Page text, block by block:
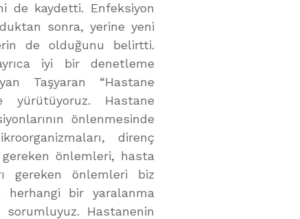
de kaydetti. Enfeksiyon
sonra, yerine yeni
de olduğunu belirtti.
iyi bir denetleme
Taşyaran “Hastane
yürütüyoruz. Hastane
önlenmesinde
direnç
önlemleri, hasta
gereken önlemleri biz
herhangi bir yaralanma
Hastanenin